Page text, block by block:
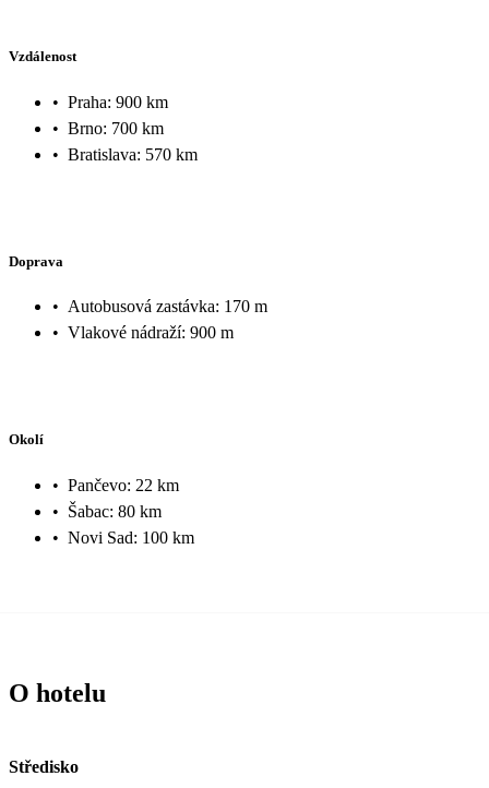
Vzdálenost
• Praha: 900 km
• Brno: 700 km
• Bratislava: 570 km
Doprava
• Autobusová zastávka: 170 m
• Vlakové nádraží: 900 m
Okolí
• Pančevo: 22 km
• Šabac: 80 km
• Novi Sad: 100 km
O hotelu
Středisko